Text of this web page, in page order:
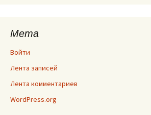
Мета
Войти
Лента записей
Лента комментариев
WordPress.org